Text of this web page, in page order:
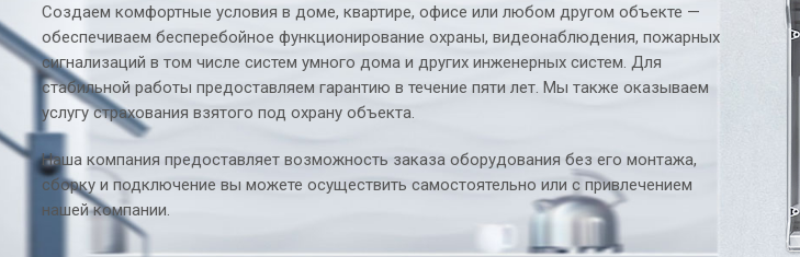
Создаем комфортные условия в доме, квартире, офисе или любом другом объекте —
обеспечиваем бесперебойное функционирование охраны, видеонаблюдения, пожарных
сигнализаций в том числе систем умного дома и других инженерных систем. Для
стабильной работы предоставляем гарантию в течение пяти лет. Мы также оказываем
услугу страхования взятого под охрану объекта.
Наша компания предоставляет возможность заказа оборудования без его монтажа,
сборку и подключение вы можете осуществить самостоятельно или с привлечением
нашей компании.